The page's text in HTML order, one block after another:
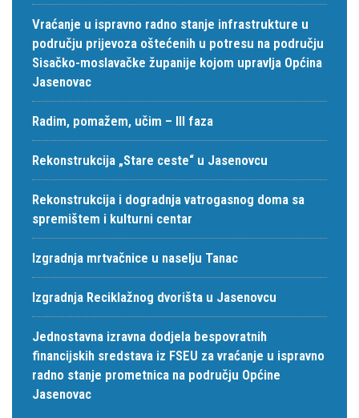
Vraćanje u ispravno radno stanje infrastrukture u
području prijevoza oštećenih u potresu na području
Sisačko-moslavačke županije kojom upravlja Općina
Jasenovac
Radim, pomažem, učim – III faza
Rekonstrukcija „Stare ceste“ u Jasenovcu
Rekonstrukcija i dogradnja vatrogasnog doma sa
spremištem i kulturni centar
Izgradnja mrtvačnice u naselju Tanac
Izgradnja Reciklažnog dvorišta u Jasenovcu
Jednostavna izravna dodjela bespovratnih
financijskih sredstava iz FSEU za vraćanje u ispravno
radno stanje prometnica na području Općine
Jasenovac